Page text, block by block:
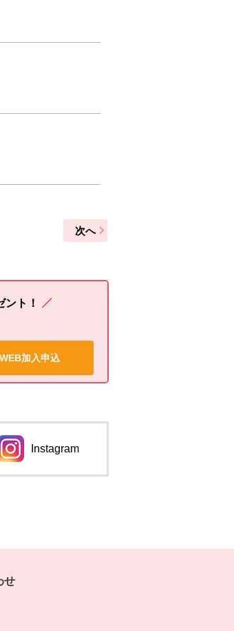
次へ
ント！
WEB加入申込
。
Instagram
のウィンドウで開きます。
せ